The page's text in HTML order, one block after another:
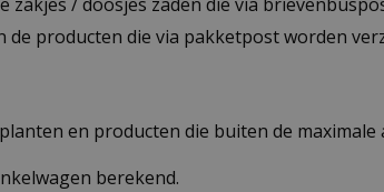
producten die via pakketpost worden
en producten die buiten de maximale
berekend.